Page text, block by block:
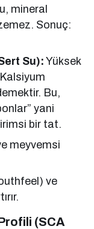
mineral
Sonuç:
Su): Yüksek
Bu,
yani
bir tat.
meyvemsi
ve
(SCA